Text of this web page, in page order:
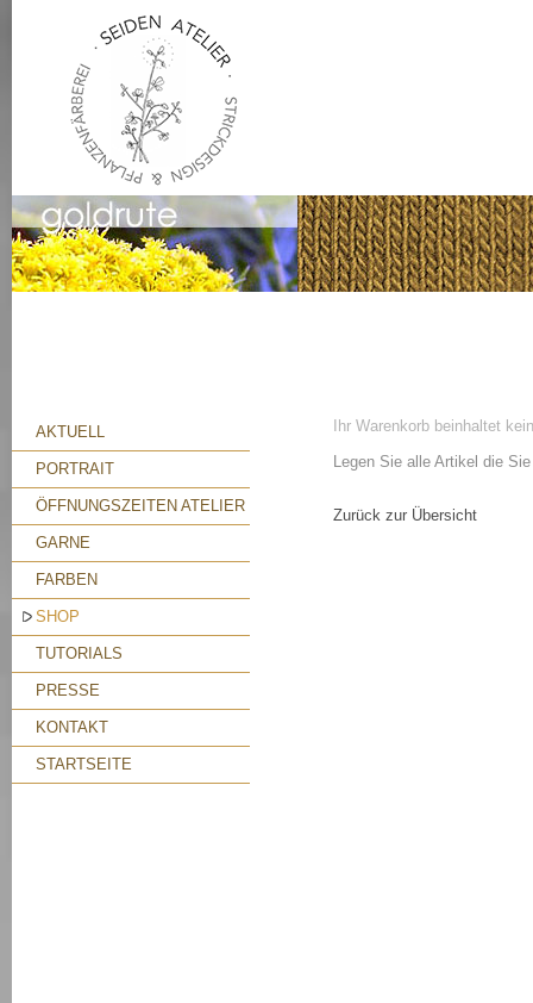
AKTUELL
PORTRAIT
ÖFFNUNGSZEITEN ATELIER
GARNE
FARBEN
SHOP
TUTORIALS
PRESSE
KONTAKT
STARTSEITE
Ihr Warenkorb beinhaltet
Legen Sie alle Artikel die
Zurück zur Übersicht